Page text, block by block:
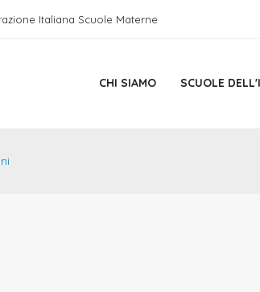
Italiana Scuole Materne
CHI SIAMO SCUOLE